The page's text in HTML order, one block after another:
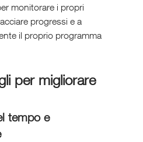
monitorare i propri
progressi e a
il proprio programma
per migliorare
tempo e